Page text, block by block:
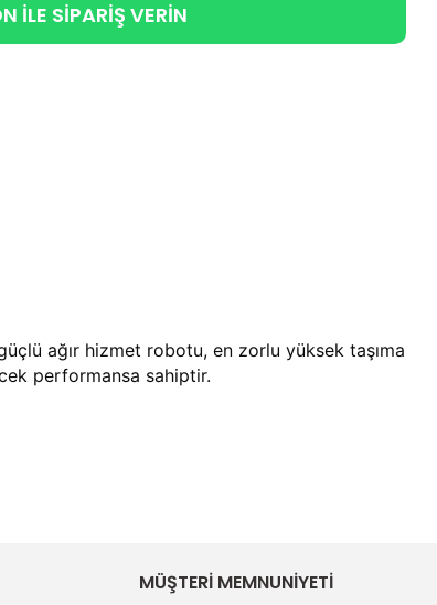
İLE SİPARİŞ VERİN
ağır hizmet robotu, en zorlu yüksek taşıma
performansa sahiptir.
MÜŞTERİ MEMNUNİYETİ